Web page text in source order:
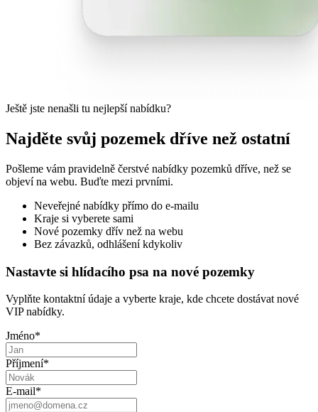
Ještě jste nenašli tu nejlepší nabídku?
Najděte svůj pozemek dříve než ostatní
Pošleme vám pravidelně čerstvé nabídky pozemků dříve, než se
objeví na webu. Buďte mezi prvními.
Neveřejné nabídky přímo do e-mailu
Kraje si vyberete sami
Nové pozemky dřív než na webu
Bez závazků, odhlášení kdykoliv
Nastavte si hlídacího psa na nové pozemky
Vyplňte kontaktní údaje a vyberte kraje, kde chcete dostávat nové
VIP nabídky.
Jméno*
Příjmení*
E-mail*